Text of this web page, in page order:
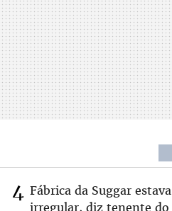
Fábrica da Suggar estava
irregular, diz tenente do